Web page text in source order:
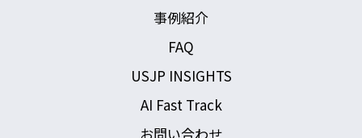
事例紹介
FAQ
USJP INSIGHTS
AI Fast Track
お問い合わせ